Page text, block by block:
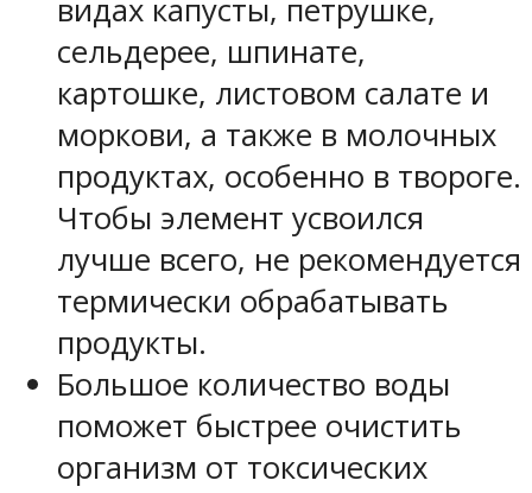
видах капусты, петрушке,
сельдерее, шпинате,
картошке, листовом салате и
моркови, а также в молочных
продуктах, особенно в твороге.
Чтобы элемент усвоился
лучше всего, не рекомендуется
термически обрабатывать
продукты.
Большое количество воды
поможет быстрее очистить
организм от токсических